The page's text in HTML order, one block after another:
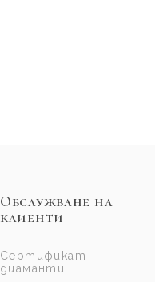
Обслужване на
клиенти
Сертификат
диаманти